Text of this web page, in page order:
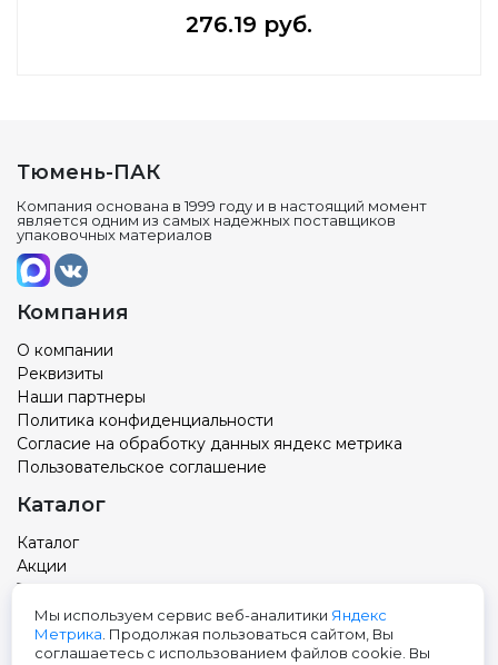
276.19 руб.
Тюмень-ПАК
Компания основана в 1999 году и в настоящий момент
является одним из самых надежных поставщиков
упаковочных материалов
Компания
О компании
Реквизиты
Наши партнеры
Политика конфиденциальности
Согласие на обработку данных яндекс метрика
Пользовательское соглашение
Каталог
Каталог
Акции
Товар с вашим логотипом
Новости
Контакты
Мы используем сервис веб-аналитики Яндекс
Метрика . Продолжая пользоваться сайтом, Вы
соглашаетесь с использованием файлов cookie. Вы